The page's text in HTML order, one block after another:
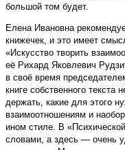
большой том будет.
Елена Ивановна
книжечек, и это имеет
«Искусство творить
её Рихард Яковлевич
в своё время
книге собственного текста
держать, какие для этого
взаимоотношениям и
ином стиле. В
словами, а здесь — очень